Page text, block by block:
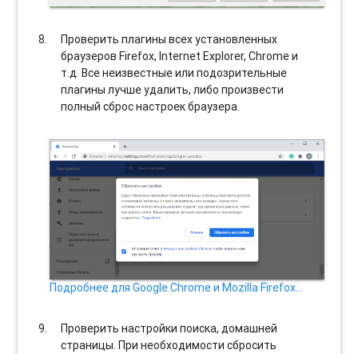
Проверить плагины всех установленных
браузеров Firefox, Internet Explorer, Chrome и
т.д. Все неизвестные или подозрительные
плагины лучше удалить, либо произвести
полный сброс настроек браузера.
Подробнее для Google Chrome и Mozilla Firefox…
Проверить настройки поиска, домашней
страницы. При необходимости сбросить